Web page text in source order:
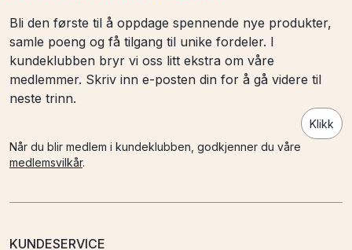
Bli den første til å oppdage spennende nye produkter,
samle poeng og få tilgang til unike fordeler. I
kundeklubben bryr vi oss litt ekstra om våre
medlemmer. Skriv inn e-posten din for å gå videre til
neste trinn.
Klikk
Når du blir medlem i kundeklubben, godkjenner du våre
medlemsvilkår.
KUNDESERVICE